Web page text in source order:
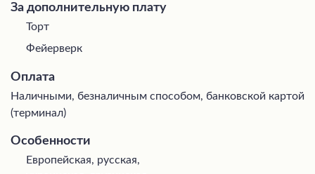
За дополнительную плату
Торт
Фейерверк
Оплата
Наличными, безналичным способом, банковской картой
(терминал)
Особенности
Европейская, русская,